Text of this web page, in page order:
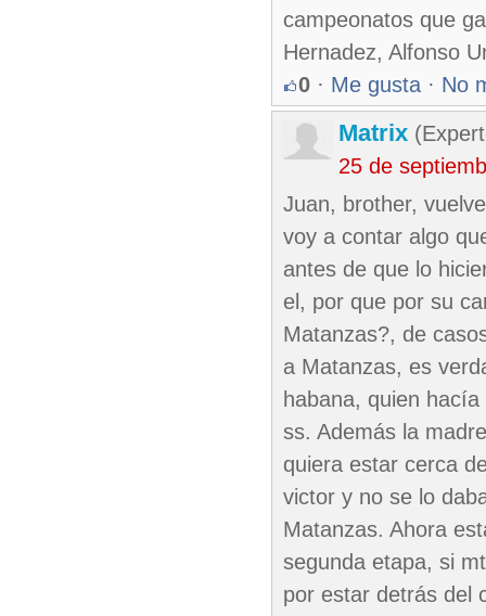
campeonatos que
Hernadez, Alfonso
0 · Me gusta · No
Matrix
25 de
Juan, brother,
voy a contar algo
antes de que lo
el, por que por su
Matanzas?, de
a Matanzas, es
habana, quien
ss. Además la
quiera estar cerca
victor y no se lo
Matanzas. Ahora
segunda etapa, si
por estar detrás del